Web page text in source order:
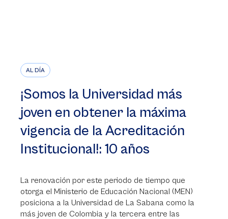
AL DÍA
¡Somos la Universidad más
joven en obtener la máxima
vigencia de la Acreditación
Institucional!: 10 años
La renovación por este periodo de tiempo que
otorga el Ministerio de Educación Nacional (MEN)
posiciona a la Universidad de La Sabana como la
más joven de Colombia y la tercera entre las